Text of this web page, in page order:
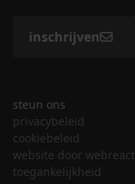
inschrijven
steun ons
privacybeleid
cookiebeleid
website door webreact
toegankelijkheid